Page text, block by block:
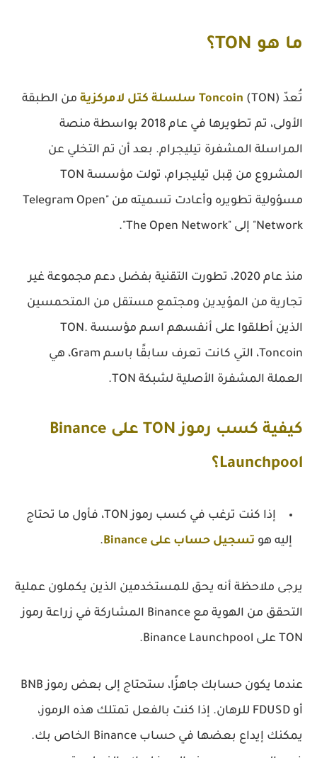
ما هو TON؟
تُعدّ Toncoin (TON) سلسلة كتل لامركزية من الطبقة
الأولى، تم تطويرها في عام 2018 بواسطة منصة
المراسلة المشفرة تيليجرام. بعد أن تم التخلي عن
المشروع من قِبل تيليجرام، تولت مؤسسة TON
مسؤولية تطويره وأعادت تسميته من "Telegram Open
Network" إلى "The Open Network".
منذ عام 2020، تطورت التقنية بفضل دعم مجموعة غير
تجارية من المؤيدين ومجتمع مستقل من المتحمسين
الذين أطلقوا على أنفسهم اسم مؤسسة TON.
Toncoin، التي كانت تعرف سابقًا باسم Gram، هي
العملة المشفرة الأصلية لشبكة TON.
كيفية كسب رموز TON على Binance
Launchpool؟
إذا كنت ترغب في كسب رموز TON، فأول ما تحتاج
إليه هو تسجيل حساب على Binance .
يرجى ملاحظة أنه يحق للمستخدمين الذين يكملون عملية
التحقق من الهوية مع Binance المشاركة في زراعة رموز
TON على Binance Launchpool.
عندما يكون حسابك جاهزًا، ستحتاج إلى بعض رموز BNB
أو FDUSD للرهان. إذا كنت بالفعل تمتلك هذه الرموز،
يمكنك إيداع بعضها في حساب Binance الخاص بك.